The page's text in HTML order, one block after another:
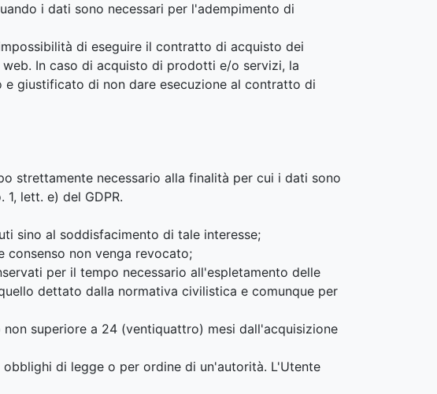
i dati sono necessari per l'adempimento di
di eseguire il contratto di acquisto dei
In caso di acquisto di prodotti e/o servizi, la
giustificato di non dare esecuzione al contratto di
strettamente necessario alla finalità per cui i dati sono
lett. e) del GDPR.
sino al soddisfacimento di tale interesse;
non venga revocato;
per il tempo necessario all'espletamento delle
dettato dalla normativa civilistica e comunque per
superiore a 24 (ventiquattro) mesi dall'acquisizione
di legge o per ordine di un'autorità. L'Utente